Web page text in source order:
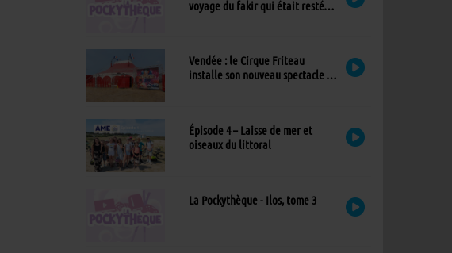
voyage du fakir qui était resté
Vendée : le Cirque Friteau
installe son nouveau spectacle à
Épisode 4 – Laisse de mer et
oiseaux du littoral
La Pockythèque - Ilos, tome 3